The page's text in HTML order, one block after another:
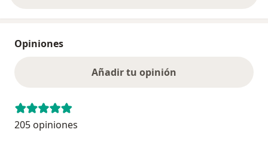
Opiniones
Añadir tu opinión
205 opiniones